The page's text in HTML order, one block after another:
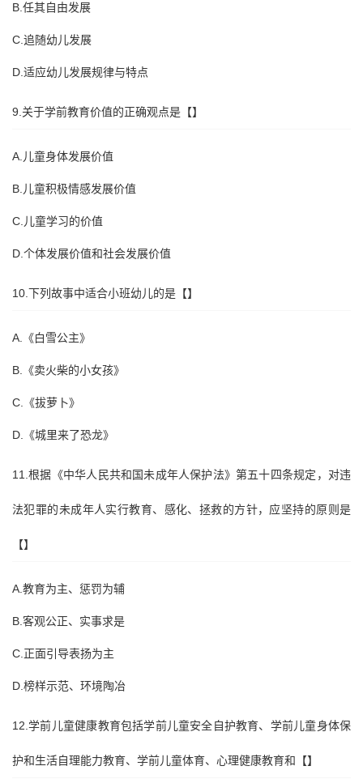
B.任其自由发展
C.追随幼儿发展
D.适应幼儿发展规律与特点
9.关于学前教育价值的正确观点是【】
A.儿童身体发展价值
B.儿童积极情感发展价值
C.儿童学习的价值
D.个体发展价值和社会发展价值
10.下列故事中适合小班幼儿的是【】
A.《白雪公主》
B.《卖火柴的小女孩》
C.《拔萝卜》
D.《城里来了恐龙》
11.根据《中华人民共和国未成年人保护法》第五十四条规定，对违
法犯罪的未成年人实行教育、感化、拯救的方针，应坚持的原则是
【】
A.教育为主、惩罚为辅
B.客观公正、实事求是
C.正面引导表扬为主
D.榜样示范、环境陶冶
12.学前儿童健康教育包括学前儿童安全自护教育、学前儿童身体保
护和生活自理能力教育、学前儿童体育、心理健康教育和【】